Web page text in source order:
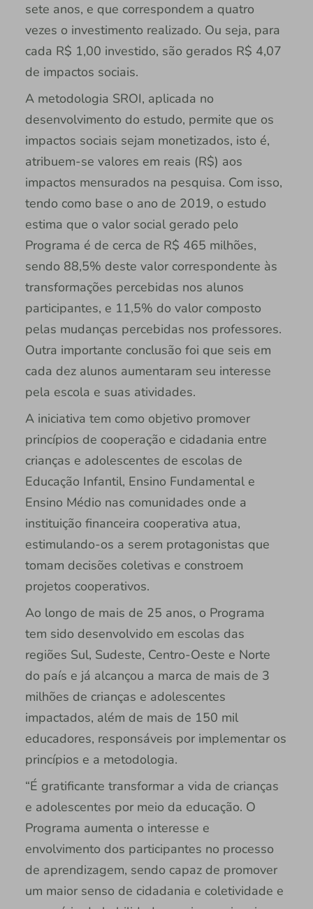
sete anos, e que correspondem a quatro
vezes o investimento realizado. Ou seja, para
cada R$ 1,00 investido, são gerados R$ 4,07
de impactos sociais.
A metodologia SROI, aplicada no
desenvolvimento do estudo, permite que os
impactos sociais sejam monetizados, isto é,
atribuem-se valores em reais (R$) aos
impactos mensurados na pesquisa. Com isso,
tendo como base o ano de 2019, o estudo
estima que o valor social gerado pelo
Programa é de cerca de R$ 465 milhões,
sendo 88,5% deste valor correspondente às
transformações percebidas nos alunos
participantes, e 11,5% do valor composto
pelas mudanças percebidas nos professores.
Outra importante conclusão foi que seis em
cada dez alunos aumentaram seu interesse
pela escola e suas atividades.
A iniciativa tem como objetivo promover
princípios de cooperação e cidadania entre
crianças e adolescentes de escolas de
Educação Infantil, Ensino Fundamental e
Ensino Médio nas comunidades onde a
instituição financeira cooperativa atua,
estimulando-os a serem protagonistas que
tomam decisões coletivas e constroem
projetos cooperativos.
Ao longo de mais de 25 anos, o Programa
tem sido desenvolvido em escolas das
regiões Sul, Sudeste, Centro-Oeste e Norte
do país e já alcançou a marca de mais de 3
milhões de crianças e adolescentes
impactados, além de mais de 150 mil
educadores, responsáveis por implementar os
princípios e a metodologia.
“É gratificante transformar a vida de crianças
e adolescentes por meio da educação. O
Programa aumenta o interesse e
envolvimento dos participantes no processo
de aprendizagem, sendo capaz de promover
um maior senso de cidadania e coletividade e